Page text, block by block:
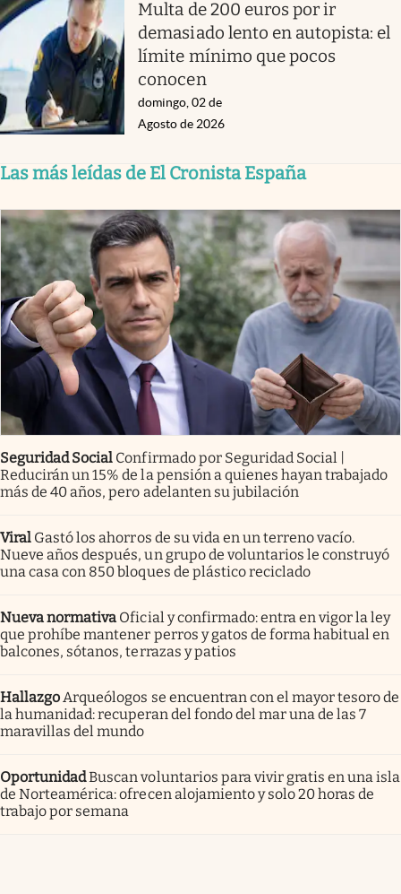
Multa de 200 euros por ir
demasiado lento en autopista: el
límite mínimo que pocos
conocen
domingo, 02 de
Agosto de 2026
Las más leídas de El Cronista España
Seguridad Social Confirmado por Seguridad Social |
Reducirán un 15% de la pensión a quienes hayan trabajado
más de 40 años, pero adelanten su jubilación
Viral Gastó los ahorros de su vida en un terreno vacío.
Nueve años después, un grupo de voluntarios le construyó
una casa con 850 bloques de plástico reciclado
Nueva normativa Oficial y confirmado: entra en vigor la ley
que prohíbe mantener perros y gatos de forma habitual en
balcones, sótanos, terrazas y patios
HallazgoArqueólogos se encuentran con el mayor tesoro de
la humanidad: recuperan del fondo del mar una de las 7
maravillas del mundo
OportunidadBuscan voluntarios para vivir gratis en una isla
de Norteamérica: ofrecen alojamiento y solo 20 horas de
trabajo por semana